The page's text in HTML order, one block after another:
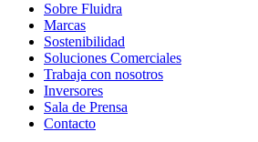
Sobre Fluidra
Marcas
Sostenibilidad
Soluciones Comerciales
Trabaja con nosotros
Inversores
Sala de Prensa
Contacto